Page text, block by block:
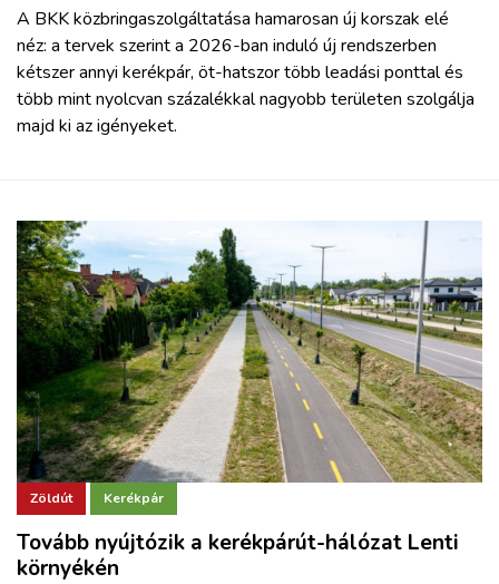
A BKK közbringaszolgáltatása hamarosan új korszak elé
néz: a tervek szerint a 2026-ban induló új rendszerben
kétszer annyi kerékpár, öt-hatszor több leadási ponttal és
több mint nyolcvan százalékkal nagyobb területen szolgálja
majd ki az igényeket.
Zöldút Kerékpár
Tovább nyújtózik a kerékpárút-hálózat Lenti
környékén